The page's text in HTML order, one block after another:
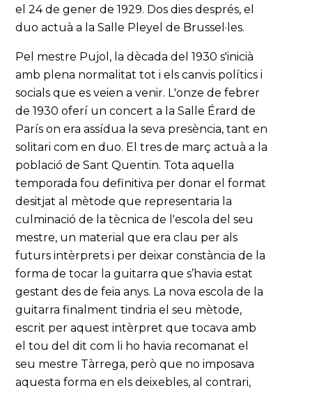
el 24 de gener de 1929. Dos dies després, el
duo actuà a la Salle Pleyel de Brussel·les.
Pel mestre Pujol, la dècada del 1930 s'inicià
amb plena normalitat tot i els canvis polítics i
socials que es veien a venir. L'onze de febrer
de 1930 oferí un concert a la Salle Érard de
París on era assídua la seva presència, tant en
solitari com en duo. El tres de març actuà a la
població de Sant Quentin. Tota aquella
temporada fou definitiva per donar el format
desitjat al mètode que representaria la
culminació de la tècnica de l'escola del seu
mestre, un material que era clau per als
futurs intèrprets i per deixar constància de la
forma de tocar la guitarra que s’havia estat
gestant des de feia anys. La nova escola de la
guitarra finalment tindria el seu mètode,
escrit per aquest intèrpret que tocava amb
el tou del dit com li ho havia recomanat el
seu mestre Tàrrega, però que no imposava
aquesta forma en els deixebles, al contrari,